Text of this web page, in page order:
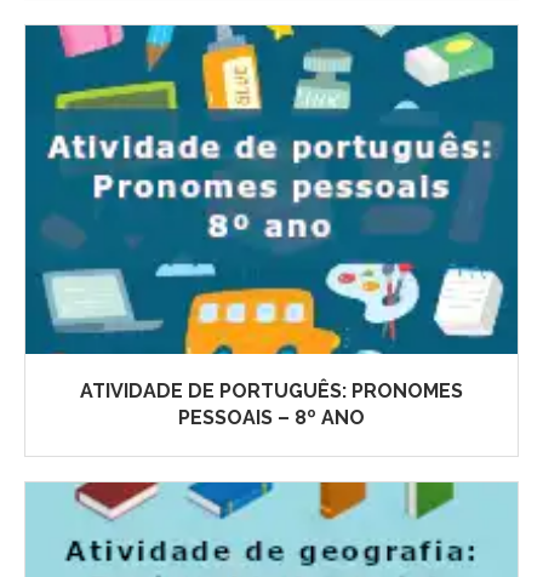
ATIVIDADE DE PORTUGUÊS: PRONOMES
PESSOAIS – 8º ANO